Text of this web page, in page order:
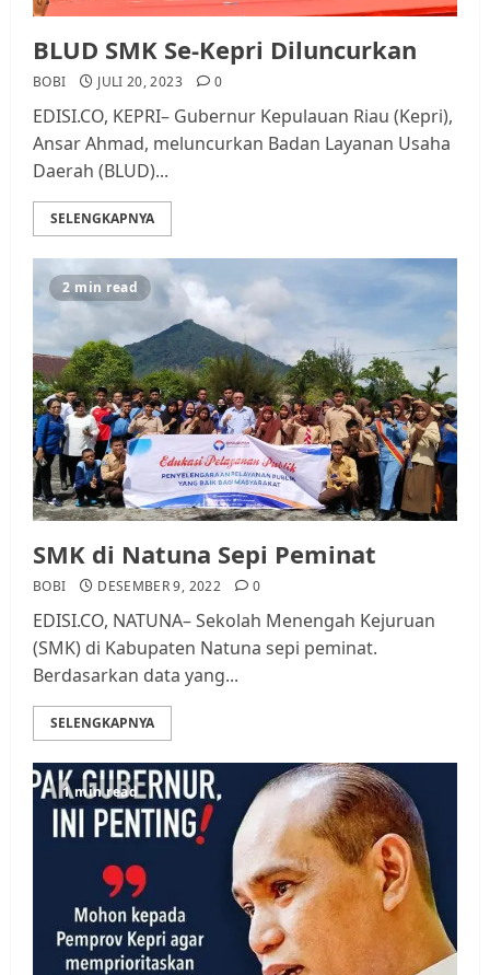
BLUD SMK Se-Kepri Diluncurkan
BOBI JULI 20, 2023 0
EDISI.CO, KEPRI– Gubernur Kepulauan Riau (Kepri),
Ansar Ahmad, meluncurkan Badan Layanan Usaha
Daerah (BLUD)...
SELENGKAPNYA
2 min read
SMK di Natuna Sepi Peminat
BOBI DESEMBER 9, 2022 0
EDISI.CO, NATUNA– Sekolah Menengah Kejuruan
(SMK) di Kabupaten Natuna sepi peminat.
Berdasarkan data yang...
SELENGKAPNYA
1 min read